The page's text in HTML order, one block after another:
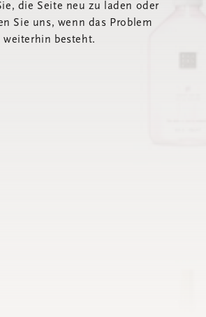
die Seite neu zu laden oder
Sie uns, wenn das Problem
weiterhin besteht.